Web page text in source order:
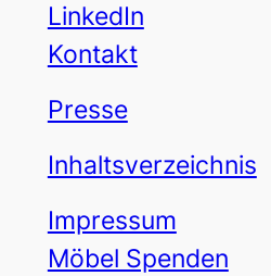
LinkedIn
Kontakt
Presse
Inhaltsverzeichnis
Impressum
Möbel Spenden